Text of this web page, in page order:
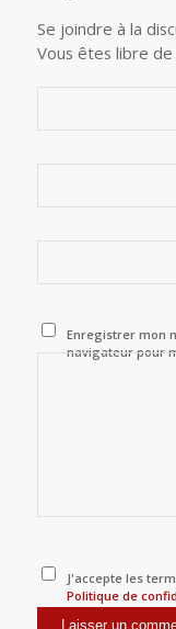
Se joindre à la
Vous êtes libre
Enregistrer mon
navigateur pour
J'accepte les
Politique de